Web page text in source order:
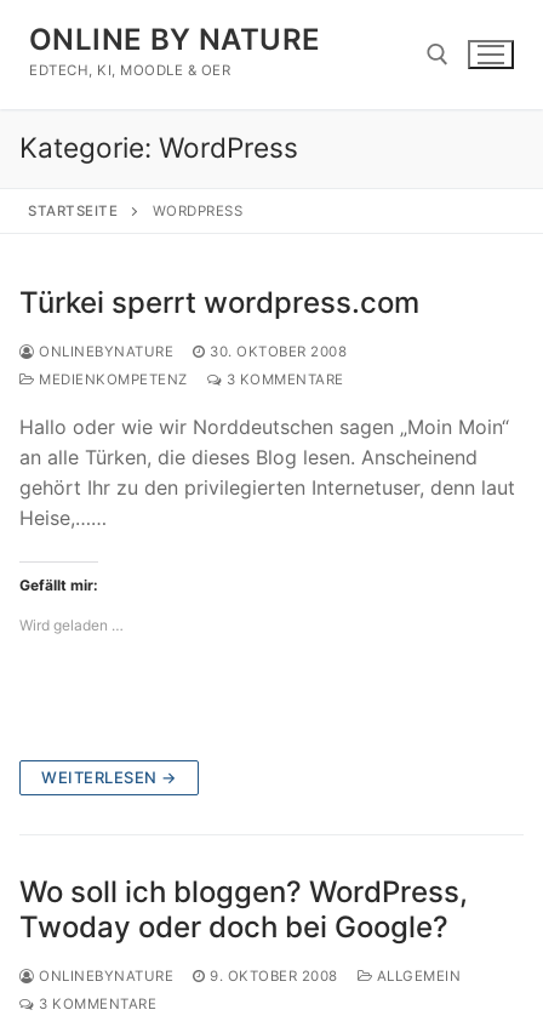
Inhalt
springen
ONLINE BY NATURE
EDTECH, KI, MOODLE & OER
Suchen nach:
Kategorie: WordPress
STARTSEITE WORDPRESS
Türkei sperrt wordpress.com
ONLINEBYNATURE
30. OKTOBER 2008
MEDIENKOMPETENZ
3 KOMMENTARE
Hallo oder wie wir Norddeutschen sagen „Moin Moin“
an alle Türken, die dieses Blog lesen. Anscheinend
gehört Ihr zu den privilegierten Internetuser, denn laut
Heise,……
Gefällt mir:
Wird geladen …
WEITERLESEN →
Wo soll ich bloggen? WordPress,
Twoday oder doch bei Google?
ONLINEBYNATURE 9. OKTOBER 2008
ALLGEMEIN
3 KOMMENTARE